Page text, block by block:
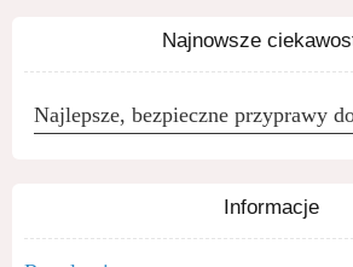
Najnowsze
Najlepsze, bezpieczne przyprawy
Informacje